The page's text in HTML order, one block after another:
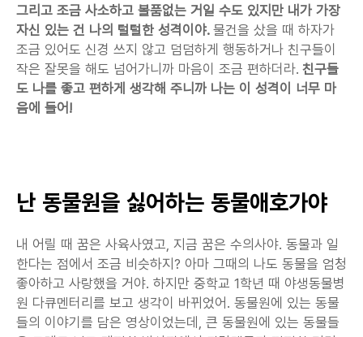
그리고 조금 사소하고 볼품없는 거일 수도 있지만 내가 가장
자신 있는 건 나의 털털한 성격이야. 물건을 샀을 때 하자가
조금 있어도 신경 쓰지 않고 덤덤하게 행동하거나 친구들이
작은 잘못을 해도 넘어가니까 마음이 조금 편하더라. 친구들
도 나를 좋고 편하게 생각해 주니까 나는 이 성격이 너무 마
음에 들어!
난 동물원을 싫어하는 동물애호가야
내 어릴 때 꿈은 사육사였고, 지금 꿈은 수의사야. 동물과 일
한다는 점에서 조금 비슷하지? 아마 그때의 나도 동물을 엄청
좋아하고 사랑했을 거야. 하지만 중학교 1학년 때 야생동물병
원 다큐멘터리를 보고 생각이 바뀌었어. 동물원에 있는 동물
들의 이야기를 담은 영상이었는데, 큰 동물원에 있는 동물들